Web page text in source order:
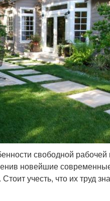
свободной
новейшие современные
учесть, что их труд